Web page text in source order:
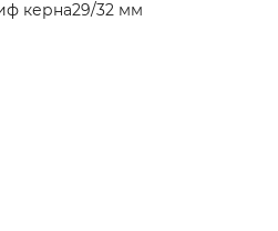
керна29/32 мм